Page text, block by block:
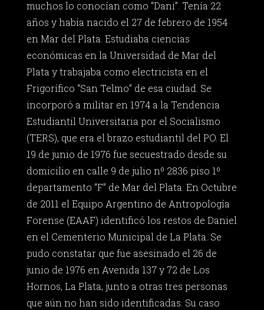
muchos lo conocían como “Dani”. Tenía 22
años y había nacido el 27 de febrero de 1954
en Mar del Plata. Estudiaba ciencias
económicas en la Universidad de Mar del
Plata y trabajaba como electricista en el
Frigorífico “San Telmo” de esa ciudad. Se
incorporó a militar en 1974 a la Tendencia
Estudiantil Universitaria por el Socialismo
(TERS), que era el brazo estudiantil del PO. El
19 de junio de 1976 fue secuestrado desde su
domicilio en calle 9 de julio nº 2836 piso 1º
departamento “F” de Mar del Plata. En Octubre
de 2011 el Equipo Argentino de Antropología
Forense (EAAF) identificó los restos de Daniel
en el Cementerio Municipal de La Plata. Se
pudo constatar que fue asesinado el 26 de
junio de 1976 en Avenida 137 y 72 de Los
Hornos, La Plata, junto a otras tres personas
que aún no han sido identificadas. Su caso